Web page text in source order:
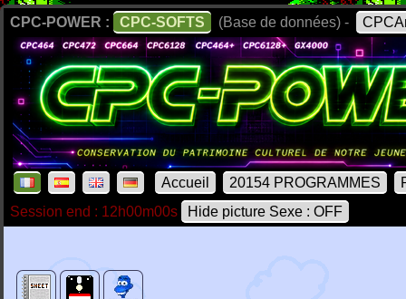
CPC-POWER : CPC-SOFTS (Base de données) -
Accueil 20154 PROGRAMMES
Session end : 12h00m00s
Hide picture Sexe : OFF